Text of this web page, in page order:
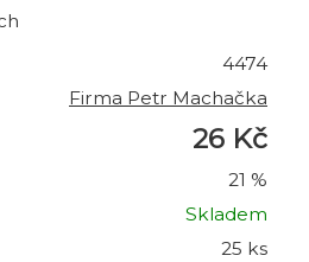
4474
Firma Petr Machačka
26 Kč
21 %
Skladem
25 ks